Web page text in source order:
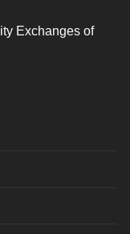
Exchanges of